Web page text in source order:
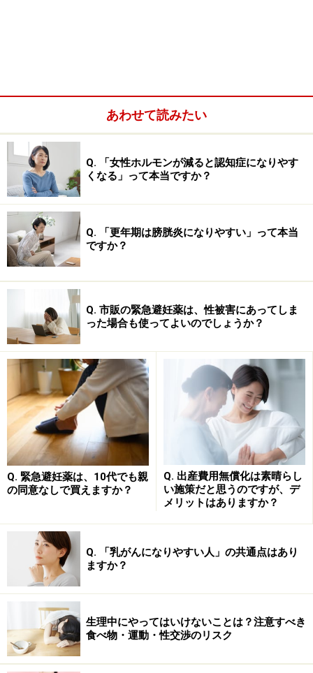
便秘でお腹が張るのは、便が長い間腸にとどまると腸内
の悪玉菌が増殖してガスが発生するから、また、肌荒れ
や頭痛は、医学的にはよくわかっていませんが、一説
に、便秘に伴って自律神経の働きが乱れて起こるのでは
ないかといわれています。例えば肌荒れは、自律神経の
乱れからくる、皮膚の血行不良が一因ともいわれていま
便秘が起こる原因は？ 便秘の種類は「器質
性便秘」「機能性便秘」の2つ
便秘は主にがん、腸閉塞などの、はっきり悪いものがあ
ることが明らかで、それによって食べ物の通り道が障害
される「器質性便秘」と、それ以外の、はっきりした原
因がないのに起こる「機能性便秘」に分かれます。
前者の場合は、もちろんその病気を治療しないことには
治りません。でも、大抵は後者の「機能性便秘」なので
す。
機能性便秘をとても大雑把にいうと
「痙攣性便秘」
「弛緩性便秘」はその名の通り、腸の緊張が緩んでい
て、蠕動運動が弱く、腸の中で便がなかなか送られない
あわせて読みたい
Q. 「女性ホルモンが減ると認知症になりやす
くなる」って本当ですか？
Q. 「更年期は膀胱炎になりやすい」って本当
ですか？
Q. 市販の緊急避妊薬は、性被害にあってしま
った場合も使ってよいのでしょうか？
Q. 緊急避妊薬は、10代でも親
の同意なしで買えますか？
Q. 出産費用無償化は素晴らし
い施策だと思うのですが、デ
メリットはありますか？
Q. 「乳がんになりやすい人」の共通点はあり
ますか？
生理中にやってはいけないことは？注意すべき
食べ物・運動・性交渉のリスク